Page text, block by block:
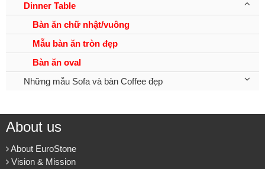
Dinner Table
Bàn ăn chữ nhật/vuông
Mẫu bàn ăn tròn đẹp
Bàn ăn oval
Những mẫu Sofa và bàn Coffee đẹp
About us
About EuroStone
Vision & Mission